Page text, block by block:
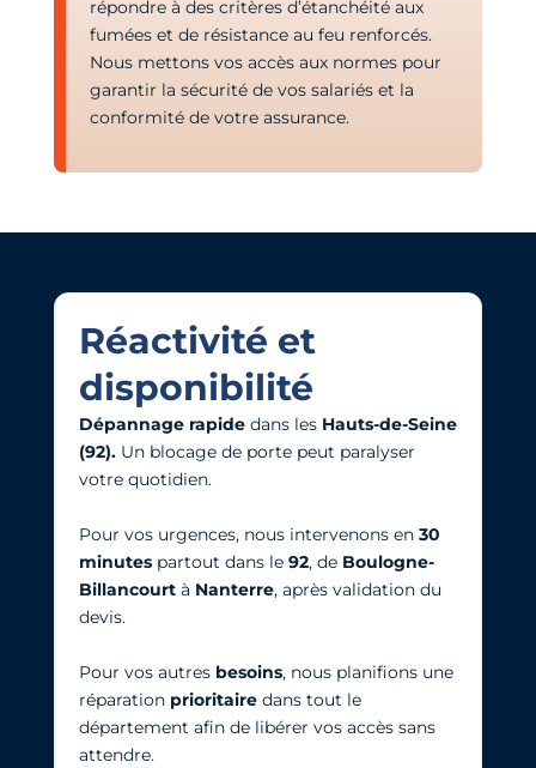
répondre à des critères d’étanchéité aux
fumées et de résistance au feu renforcés.
Nous mettons vos accès aux normes pour
garantir la sécurité de vos salariés et la
conformité de votre assurance.
Réactivité et
disponibilité
Dépannage rapidedans les Hauts-de-Seine
(92). Un blocage de porte peut paralyser
votre quotidien.
Pour vos urgences, nous intervenons en 30
minutespartout dans le 92, de Boulogne-
Billancourtà Nanterre, après validation du
devis.
Pour vos autres besoins, nous planifions une
réparation prioritairedans tout le
département afin de libérer vos accès sans
attendre.